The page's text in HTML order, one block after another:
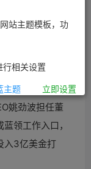
品牌，
58同城
姚劲波担任董
领工作入口，
入3亿美金打
站主题模板，功
行相关设置
主题 立即设置